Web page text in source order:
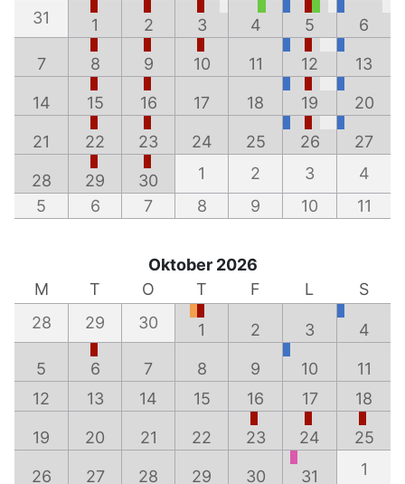
31
1 2 3 4 5 6
7 8 9 10 11 12 13
14 15 16 17 18 19 20
21 22 23 24 25 26 27
28 29 30 1 2 3
4
5
6 7 8 9 10 11
Oktober 2026
M
T O T F L
S
28
29 30 1 2 3 4
5 6 7 8 9 10
11
12
13 14 15 16 17 18
19 20 21 22 23 24 25
26 27 28 29 30 31
1